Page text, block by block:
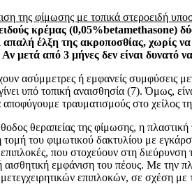
της φίμωσης με τοπικά στεροειδή
κρέμας (0,05%betamethasone)
απαλή έλξη της ακροποσθίας, χωρίς
μετά από 3 μήνες δεν είναι δυνατό
ασύμμετρες ή εμ­φανείς συμφύσεις
υπό τοπική αναισθησία (7). Όμως,
απο­φύγουμε τραυματισμούς στο χείλος
θεραπείας της φίμωσης, η
τομή του φιμωτικού δακτυλίου με
που στοχεύουν στη
αισθητική εμφάνιση του πέους. Με την
επιπλοκών, σε σχέση με